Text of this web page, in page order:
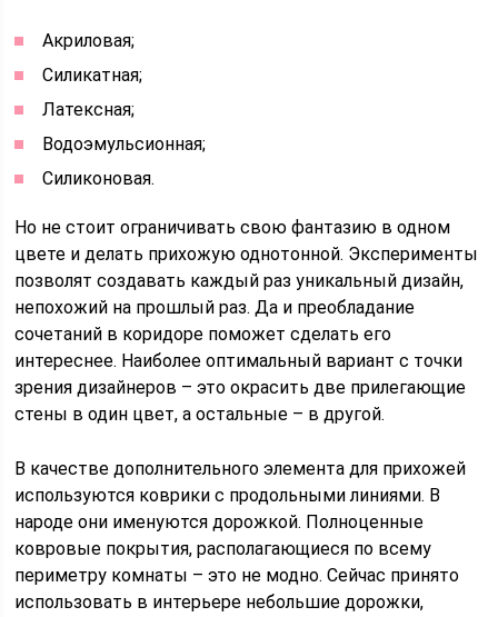
Акриловая;
Силикатная;
Латексная;
Водоэмульсионная;
Силиконовая.
Но не стоит ограничивать свою фантазию в одном
цвете и делать прихожую однотонной. Эксперименты
позволят создавать каждый раз уникальный дизайн,
непохожий на прошлый раз. Да и преобладание
сочетаний в коридоре поможет сделать его
интереснее. Наиболее оптимальный вариант с точки
зрения дизайнеров – это окрасить две прилегающие
стены в один цвет, а остальные – в другой.
В качестве дополнительного элемента для прихожей
используются коврики с продольными линиями. В
народе они именуются дорожкой. Полноценные
ковровые покрытия, располагающиеся по всему
периметру комнаты – это не модно. Сейчас принято
использовать в интерьере небольшие дорожки,